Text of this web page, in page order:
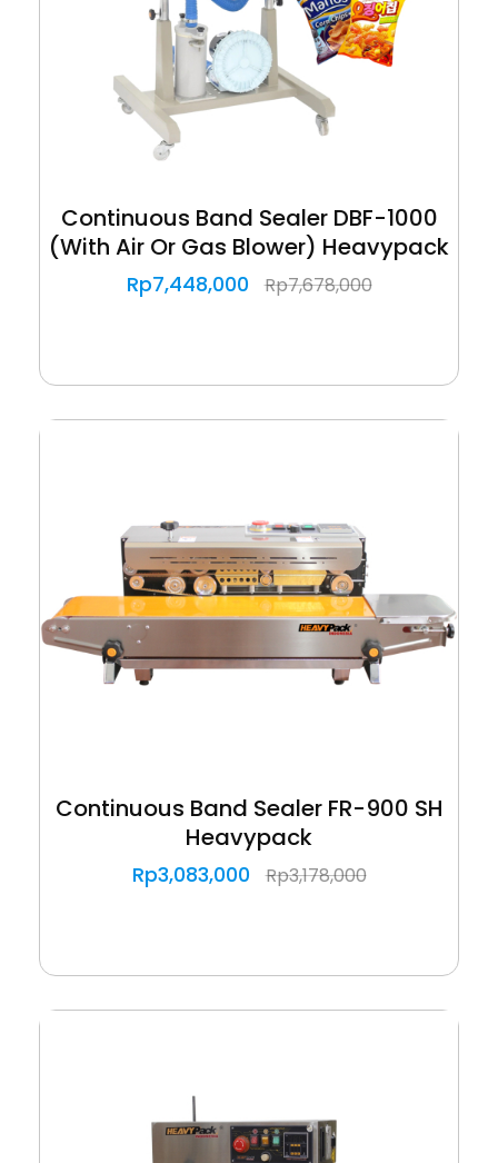
Continuous Band Sealer DBF-1000
(With Air Or Gas Blower) Heavypack
Rp7,448,000 Rp7,678,000
Continuous Band Sealer FR-900 SH
Heavypack
Rp3,083,000 Rp3,178,000